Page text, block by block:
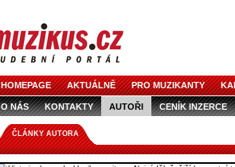
HOMEPAGE AKTUÁLNĚ PRO MUZIKANTY
O NÁS KONTAKTY AUTOŘI CENÍK INZERCE
LOGO KE STAŽENÍ
ČLÁNKY AUTORA